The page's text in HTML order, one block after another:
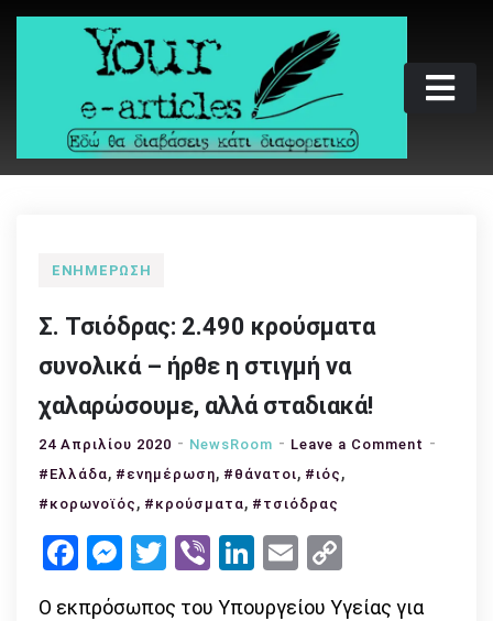
Skip
Your e-articles
Εδώ θα διαβάσεις κάτι διαφορετικό
ΕΝΗΜΈΡΩΣΗ
Σ. Τσιόδρας: 2.490 κρούσματα
συνολικά – ήρθε η στιγμή να
χαλαρώσουμε, αλλά σταδιακά!
24 Απριλίου 2020 NewsRoom Leave a Comment on
#Ελλάδα, #ενημέρωση, #θάνατοι, #ιός ,
#κορωνοϊός , #κρούσματα, #τσιόδρας
Facebook
Messenger
Twitter
ViberLinkedIn
Email
Link
Ο εκπρόσωπος του Υπουργείου Υγείας για